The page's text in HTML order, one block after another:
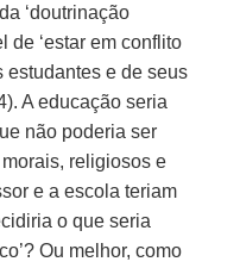
‘doutrinação
de ‘estar em conflito
estudantes e de seus
A educação seria
não poderia ser
religiosos e
e a escola teriam
o que seria
Ou melhor, como